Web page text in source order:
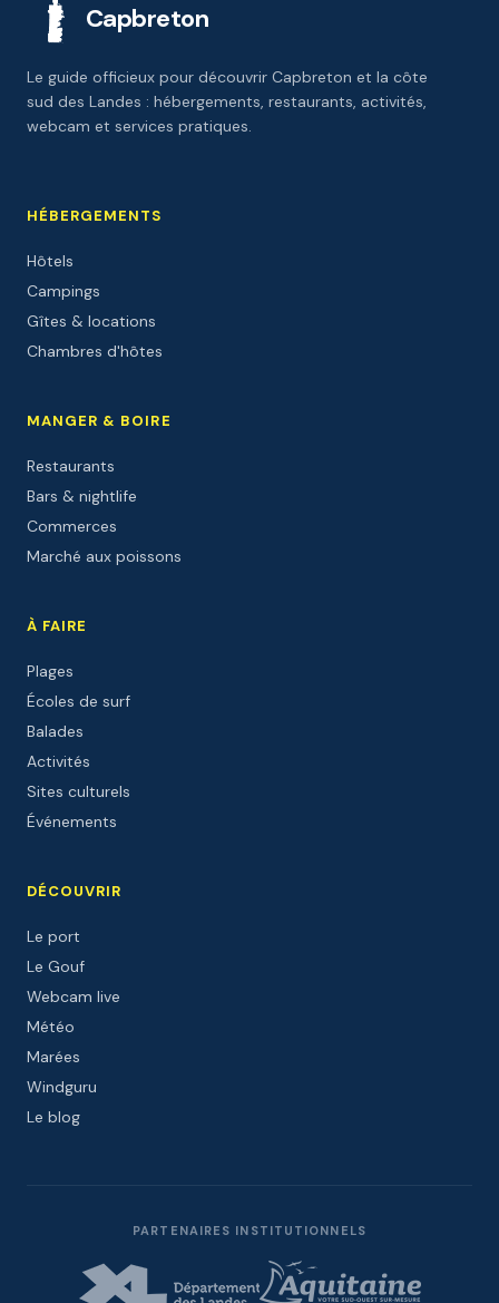
Capbreton
Le guide officieux pour découvrir Capbreton et la côte
sud des Landes : hébergements, restaurants, activités,
webcam et services pratiques.
HÉBERGEMENTS
Hôtels
Campings
Gîtes & locations
Chambres d'hôtes
MANGER & BOIRE
Restaurants
Bars & nightlife
Commerces
Marché aux poissons
À FAIRE
Plages
Écoles de surf
Balades
Activités
Sites culturels
Événements
DÉCOUVRIR
Le port
Le Gouf
Webcam live
Météo
Marées
Windguru
Le blog
PARTENAIRES INSTITUTIONNELS